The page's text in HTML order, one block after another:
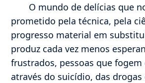
O mundo de delícias que
prometido pela técnica, pela
progresso material em
produz cada vez menos
frustrados, pessoas que fogem
através do suicídio, das